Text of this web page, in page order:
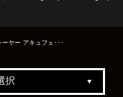
ヤー アキュフェ･･･